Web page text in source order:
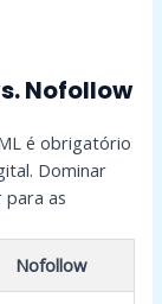
Nofollow
é obrigatório
Dominar
para as
Nofollow